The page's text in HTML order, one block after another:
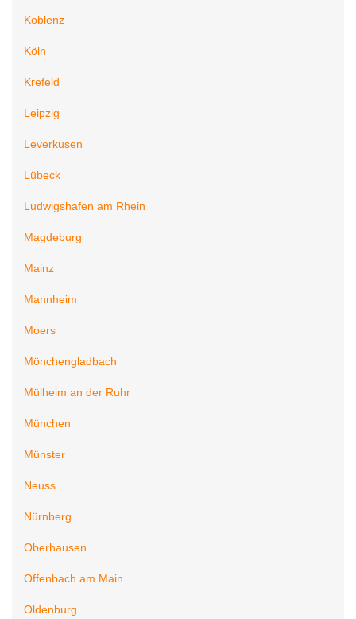
Koblenz
Köln
Krefeld
Leipzig
Leverkusen
Lübeck
Ludwigshafen am Rhein
Magdeburg
Mainz
Mannheim
Moers
Mönchengladbach
Mülheim an der Ruhr
München
Münster
Neuss
Nürnberg
Oberhausen
Offenbach am Main
Oldenburg